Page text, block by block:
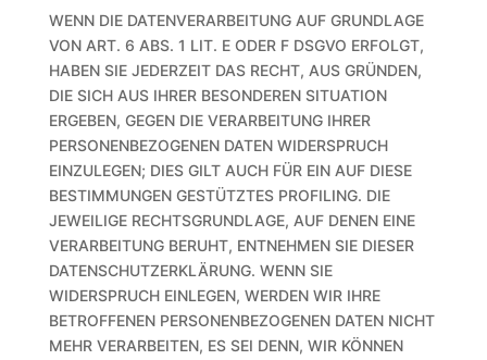
WENN DIE DATENVERARBEITUNG AUF GRUNDLAGE
VON ART. 6 ABS. 1 LIT. E ODER F DSGVO ERFOLGT,
HABEN SIE JEDERZEIT DAS RECHT, AUS GRÜNDEN,
DIE SICH AUS IHRER BESONDEREN SITUATION
ERGEBEN, GEGEN DIE VERARBEITUNG IHRER
PERSONENBEZOGENEN DATEN WIDERSPRUCH
EINZULEGEN; DIES GILT AUCH FÜR EIN AUF DIESE
BESTIMMUNGEN GESTÜTZTES PROFILING. DIE
JEWEILIGE RECHTSGRUNDLAGE, AUF DENEN EINE
VERARBEITUNG BERUHT, ENTNEHMEN SIE DIESER
DATENSCHUTZERKLÄRUNG. WENN SIE
WIDERSPRUCH EINLEGEN, WERDEN WIR IHRE
BETROFFENEN PERSONENBEZOGENEN DATEN NICHT
MEHR VERARBEITEN, ES SEI DENN, WIR KÖNNEN